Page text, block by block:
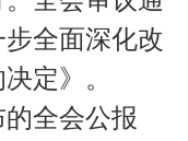
全面深化改
定》。
全会公报